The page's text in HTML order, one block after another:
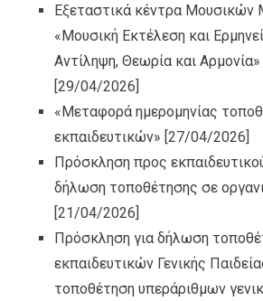
Εξεταστικά κέντρα
«Μουσική Εκτέλεση και
Αντίληψη, Θεωρία και
[29/04/2026]
«Μεταφορά ημερομηνίας
εκπαιδευτικών» [27/04/2026]
Πρόσκληση προς
δήλωση τοποθέτησης σε
[21/04/2026]
Πρόσκληση για δήλωση
εκπαιδευτικών Γενικής
τοποθέτηση υπεράριθμων